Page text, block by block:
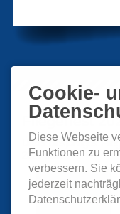
Fliegerfest
Unser diesjähriges
2026 statt.
Cookie-
Diese Webseite
Funktionen zu
verbessern. Sie
jederzeit